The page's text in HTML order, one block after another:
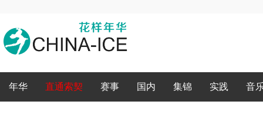
年华 直通索契 赛事 国内 集锦 实践 音